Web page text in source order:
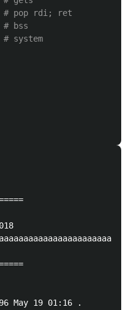
May 19 01:16 .